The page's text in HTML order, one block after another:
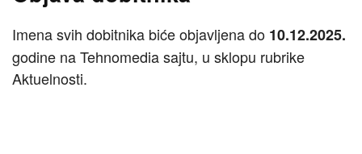
Imena svih dobitnika biće objavljena do 10.12.2025.
godine na Tehnomedia sajtu, u sklopu rubrike
Aktuelnosti.